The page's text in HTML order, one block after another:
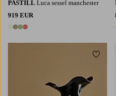
PASTILL Luca sessel manchester
919 EUR
4 Farben
Zu